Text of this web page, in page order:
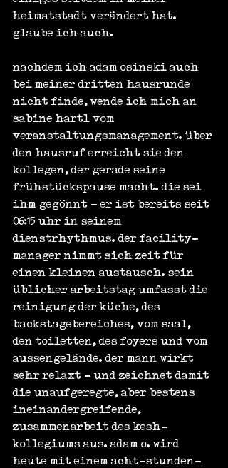
heimatstadt verändert hat.
glaube ich auch.
nachdem ich adam osinski auch
bei meiner dritten hausrunde
nicht finde, wende ich mich an
sabine hartl vom
veranstaltungsmanagement. über
den hausruf erreicht sie den
kollegen, der gerade seine
frühstückspause macht. die sei
ihm gegönnt - er ist bereits seit
06:15 uhr in seinem
dienstrhythmus. der facility-
manager nimmt sich zeit für
einen kleinen austausch. sein
üblicher arbeitstag umfasst die
reinigung der küche, des
backstagebereiches, vom saal,
den toiletten, des foyers und vom
aussengelände. der mann wirkt
sehr relaxt - und zeichnet damit
die unaufgeregte, aber bestens
ineinandergreifende,
zusammenarbeit des kesh-
kollegiums aus. adam o. wird
heute mit einem acht-stunden-